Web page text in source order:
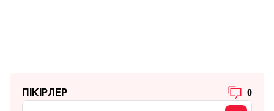
ПІКІРЛЕР 0